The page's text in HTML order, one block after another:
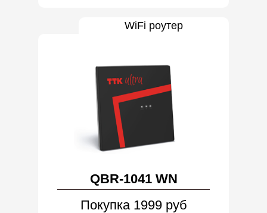
WiFi роутер
QBR-1041 WN
Покупка 1999 руб